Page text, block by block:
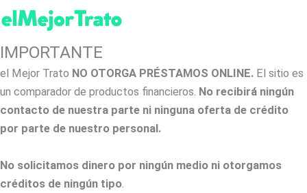
IMPORTANTE
el Mejor Trato NO OTORGA PRÉSTAMOS ONLINE. El sitio es
un comparador de productos financieros. No recibirá ningún
contacto de nuestra parte ni ninguna oferta de crédito
por parte de nuestro personal.
No solicitamos dinero por ningún medio ni otorgamos
créditos de ningún tipo.